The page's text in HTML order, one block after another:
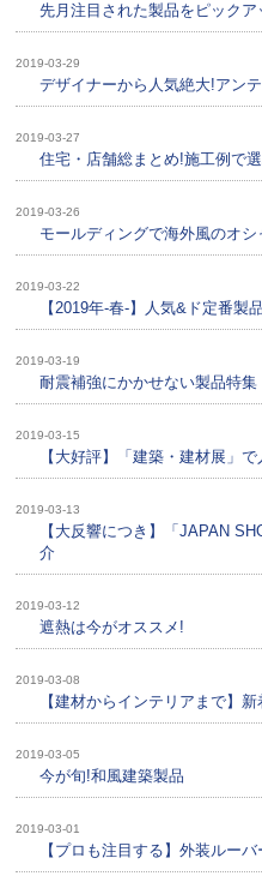
先月注目された製品をピックア
2019-03-29
デザイナーから人気絶大!アン
2019-03-27
住宅・店舗総まとめ!施工例で
2019-03-26
モールディングで海外風のオ
2019-03-22
【2019年-春-】人気&ド定番製
2019-03-19
耐震補強にかかせない製品特集
2019-03-15
【大好評】「建築・建材展」
2019-03-13
【大反響につき】「JAPAN
介
2019-03-12
遮熱は今がオススメ!
2019-03-08
【建材からインテリアまで】
2019-03-05
今が旬!和風建築製品
2019-03-01
【プロも注目する】外装ルー